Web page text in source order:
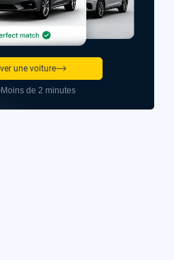
une voiture
Moins de 2 minutes